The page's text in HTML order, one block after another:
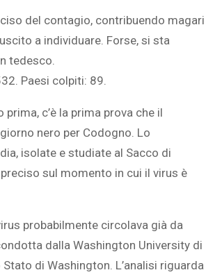
del contagio, contribuendo magari
a individuare. Forse, si sta
tedesco.
Paesi colpiti: 89.
c’è la prima prova che il
nero per Codogno. Lo
isolate e studiate al Sacco di
sul momento in cui il virus è
probabilmente circolava già da
dalla Washington University di
di Washington. L’analisi riguarda